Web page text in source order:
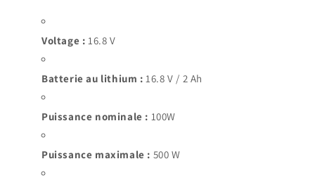
Voltage : 16.8 V
Batterie au lithium : 16.8 V / 2 Ah
Puissance nominale : 100W
Puissance maximale : 500 W